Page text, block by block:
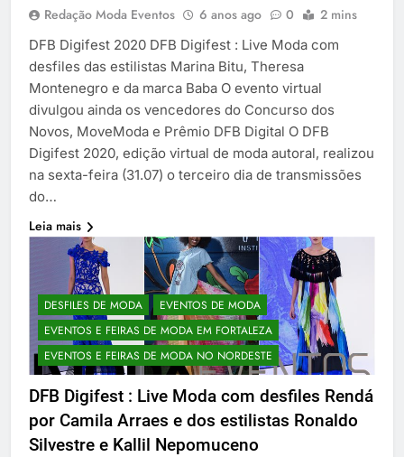
Redação Moda Eventos 6 anos ago 0 2 mins
DFB Digifest 2020 DFB Digifest : Live Moda com
desfiles das estilistas Marina Bitu, Theresa
Montenegro e da marca Baba O evento virtual
divulgou ainda os vencedores do Concurso dos
Novos, MoveModa e Prêmio DFB Digital O DFB
Digifest 2020, edição virtual de moda autoral, realizou
na sexta-feira (31.07) o terceiro dia de transmissões
do…
Leia mais
DESFILES DE MODA
EVENTOS DE MODA
EVENTOS E FEIRAS DE MODA EM FORTALEZA
EVENTOS E FEIRAS DE MODA NO NORDESTE
DFB Digifest : Live Moda com desfiles Rendá
por Camila Arraes e dos estilistas Ronaldo
Silvestre e Kallil Nepomuceno